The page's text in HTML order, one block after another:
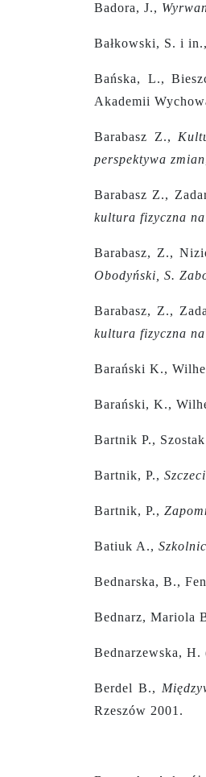
Badora, J.,
Bałkowski, S. i in.,
Bańska, L.,
Akademii
Barabasz Z.,
perspektywa zmian
Barabasz Z.,
kultura fizyczna
Barabasz, Z.,
Obodyński, S.
Barabasz, Z.,
kultura fizyczna
Barański K.,
Barański, K.,
Bartnik P.,
Bartnik, P.,
Bartnik, P.,
Batiuk A.,
Bednarska, B.,
Bednarz, Mariola
Bednarzewska,
Berdel B.,
Rzeszów 2001.